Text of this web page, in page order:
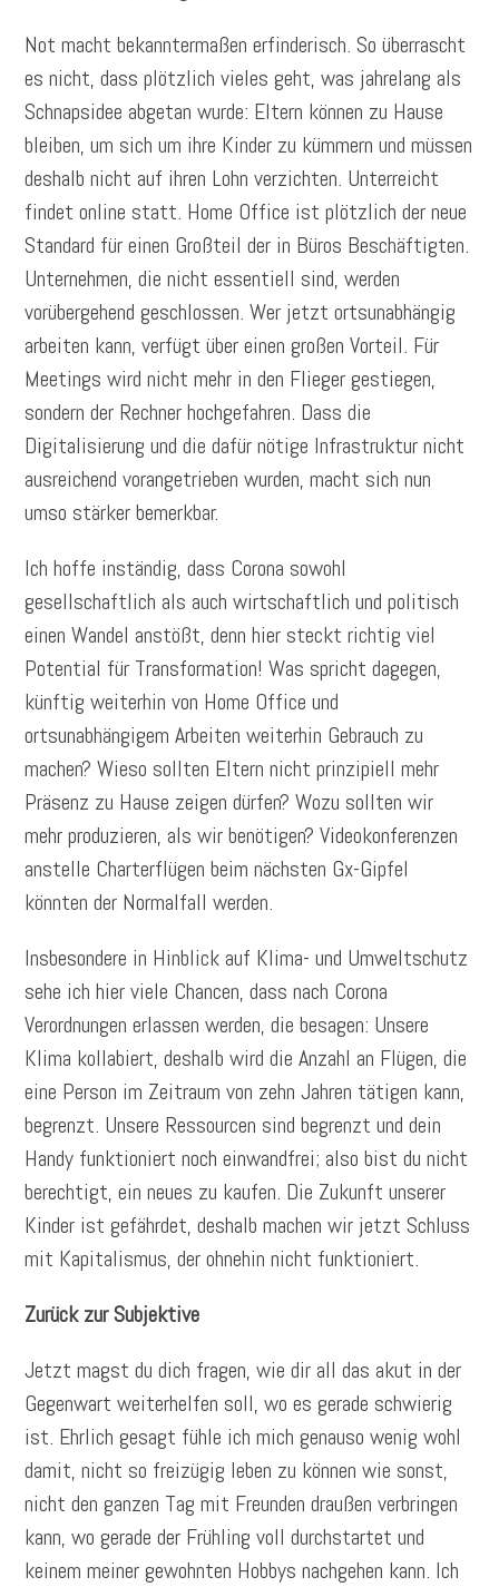
Not macht bekanntermaßen erfinderisch. So überrascht
es nicht, dass plötzlich vieles geht, was jahrelang als
Schnapsidee abgetan wurde: Eltern können zu Hause
bleiben, um sich um ihre Kinder zu kümmern und müssen
deshalb nicht auf ihren Lohn verzichten. Unterreicht
findet online statt. Home Office ist plötzlich der neue
Standard für einen Großteil der in Büros Beschäftigten.
Unternehmen, die nicht essentiell sind, werden
vorübergehend geschlossen. Wer jetzt ortsunabhängig
arbeiten kann, verfügt über einen großen Vorteil. Für
Meetings wird nicht mehr in den Flieger gestiegen,
sondern der Rechner hochgefahren. Dass die
Digitalisierung und die dafür nötige Infrastruktur nicht
ausreichend vorangetrieben wurden, macht sich nun
umso stärker bemerkbar.
Ich hoffe inständig, dass Corona sowohl
gesellschaftlich als auch wirtschaftlich und politisch
einen Wandel anstößt, denn hier steckt richtig viel
Potential für Transformation! Was spricht dagegen,
künftig weiterhin von Home Office und
ortsunabhängigem Arbeiten weiterhin Gebrauch zu
machen? Wieso sollten Eltern nicht prinzipiell mehr
Präsenz zu Hause zeigen dürfen? Wozu sollten wir
mehr produzieren, als wir benötigen? Videokonferenzen
anstelle Charterflügen beim nächsten Gx-Gipfel
könnten der Normalfall werden.
Insbesondere in Hinblick auf Klima- und Umweltschutz
sehe ich hier viele Chancen, dass nach Corona
Verordnungen erlassen werden, die besagen: Unsere
Klima kollabiert, deshalb wird die Anzahl an Flügen, die
eine Person im Zeitraum von zehn Jahren tätigen kann,
begrenzt. Unsere Ressourcen sind begrenzt und dein
Handy funktioniert noch einwandfrei; also bist du nicht
berechtigt, ein neues zu kaufen. Die Zukunft unserer
Kinder ist gefährdet, deshalb machen wir jetzt Schluss
mit Kapitalismus, der ohnehin nicht funktioniert.
Zurück zur Subjektive
Jetzt magst du dich fragen, wie dir all das akut in der
Gegenwart weiterhelfen soll, wo es gerade schwierig
ist. Ehrlich gesagt fühle ich mich genauso wenig wohl
damit, nicht so freizügig leben zu können wie sonst,
nicht den ganzen Tag mit Freunden draußen verbringen
kann, wo gerade der Frühling voll durchstartet und
keinem meiner gewohnten Hobbys nachgehen kann. Ich